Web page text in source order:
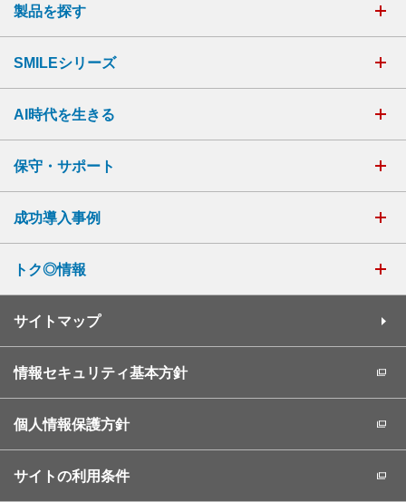
製品を探す
SMILEシリーズ
AI時代を生きる
保守・サポート
成功導入事例
トク◎情報
サイトマップ
情報セキュリティ基本方針
個人情報保護方針
サイトの利用条件